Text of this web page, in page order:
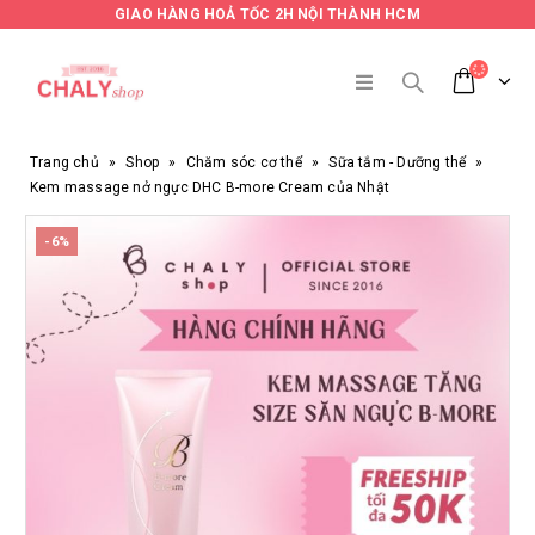
GIAO HÀNG HOẢ TỐC 2H NỘI THÀNH HCM
Trang chủ » Shop » Chăm sóc cơ thể » Sữa tắm - Dưỡng thể »
Kem massage nở ngực DHC B-more Cream của Nhật
-6%